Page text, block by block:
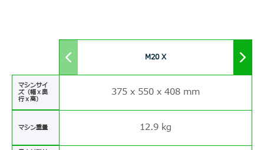
Move
M20 X
マシンサイ
ズ（幅ｘ奥
行ｘ高）
375 x 550 x 408 mm
マシン重量 12.9 kg